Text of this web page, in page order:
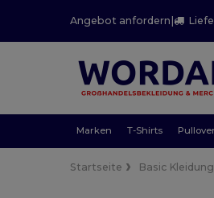
Angebot anfordern |
Marken T-Shirts
Startseite Basic